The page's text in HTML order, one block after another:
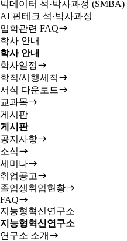
빅데이터 석·박사과정 (SMBA)
AI 핀테크 석·박사과정
입학관련 FAQ
학사 안내
학사 안내
학사일정
학칙/시행세칙
서식 다운로드
교과목
게시판
게시판
공지사항
소식
세미나
취업공고
졸업생취업현황
FAQ
지능형혁신연구소
지능형혁신연구소
연구소 소개